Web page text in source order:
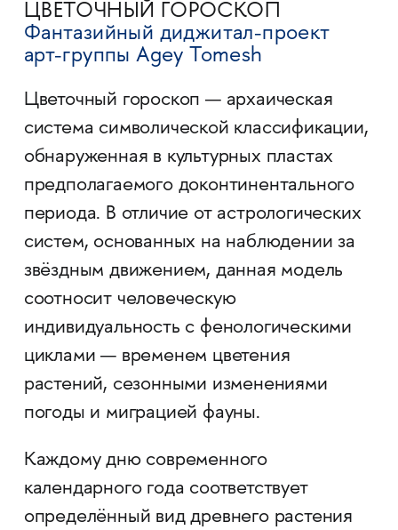
ЦВЕТОЧНЫЙ ГОРОСКОП
Фантазийный диджитал-проект
арт-группы Agey Tomesh
Цветочный гороскоп — архаическая
система символической классификации,
обнаруженная в культурных пластах
предполагаемого доконтинентального
периода. В отличие от астрологических
систем, основанных на наблюдении за
звёздным движением, данная модель
соотносит человеческую
индивидуальность с фенологическими
циклами — временем цветения
растений, сезонными изменениями
погоды и миграцией фауны.
Каждому дню современного
календарного года соответствует
определённый вид древнего растения